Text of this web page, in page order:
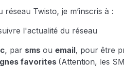
Twisto, je m’inscris à :
l'actualité du réseau
, par sms ou email, pour être
favorites (Attention, les